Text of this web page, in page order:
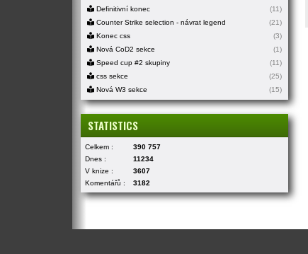
Definitivní konec
(11)
Counter Strike selection - návrat legend
(21)
Konec css
(3)
Nová CoD2 sekce
(1)
Speed cup #2 skupiny
(11)
css sekce
(25)
Nová W3 sekce
(15)
STATISTICS
Celkem :
390 757
Dnes :
11234
V knize :
3607
Komentářů :
3182